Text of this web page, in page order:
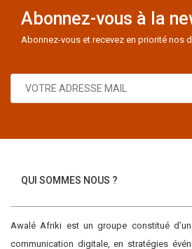
Abonnez-vous à la
Abonnez-vous et recevez en priorité nos
QUI SOMMES NOUS ?
Awalé Afriki est un groupe constitué
communication digitale, en stratégies